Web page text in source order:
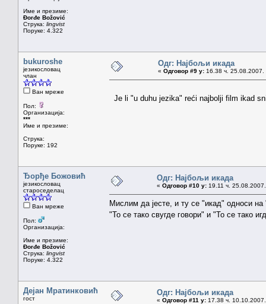
Име и презиме:
Đorđe Božović
Струка: lingvist
Поруке: 4.322
bukuroshe
језикословац
члан
Ван мреже
Пол:
Организација:
***
Име и презиме:
Струка:
Поруке: 192
Одг: Најбољи икада
« Одговор #9 у: 16.38 ч. 25.08.2007.
Je li "u duhu jezika" reći najbolji film ikad
Ђорђе Божовић
језикословац
староседелац
Ван мреже
Пол:
Организација:
Име и презиме:
Đorđe Božović
Струка: lingvist
Поруке: 4.322
Одг: Најбољи икада
« Одговор #10 у: 19.11 ч.
Мислим да јесте, и ту се "икад" односи
"То се тако свугде говори" и "То се тако
Дејан Мратинковић
гост
Одг: Најбољи икада
« Одговор #11 у: 17.38 ч.